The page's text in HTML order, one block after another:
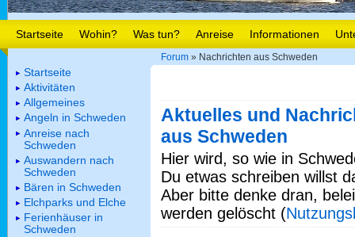
Startseite Wohin? Was tun? Anreise Informationen
Forum » Nachrichten aus Schweden
Aktuelles und
aus Schweden
Hier wird, so wie in
Du etwas schreiben willst
Aber bitte denke dran,
werden gelöscht (
Startseite
Aktivitäten
Allgemeines
Angeln in Schweden
Anreise nach
Schweden
Auswandern nach
Schweden
Bären in Schweden
Elchparks und Elche
Ferienhäuser in
Schweden